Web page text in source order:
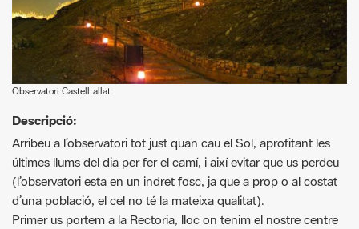
Observatori Castelltallat
Descripció:
Arribeu a l’observatori tot just quan cau el Sol, aprofitant les
(l’observatori esta en un indret fosc, ja que a prop o al costat
d’una població, el cel no té la mateixa qualitat).
Primer us portem a la Rectoria, lloc on tenim el nostre centre
d’interpretació, i allà us expliquem la nostra exposició
permanent sobre les proporcions del sistema solar, on
arribem a l'estel més proper al Sol, anomenat Pròxima